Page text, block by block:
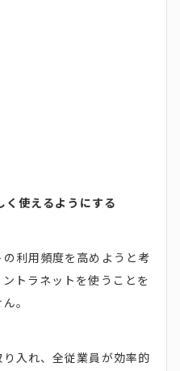
使えるようにする
利用頻度を高めようと考
トラネットを使うことを
。
入れ、全従業員が効率的